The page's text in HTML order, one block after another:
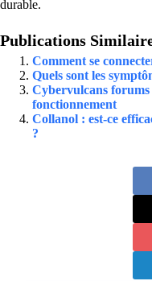
durable.
Publications
Comment se
Quels sont les
Cybervulcans
fonctionnement
Collanol : est-ce
?